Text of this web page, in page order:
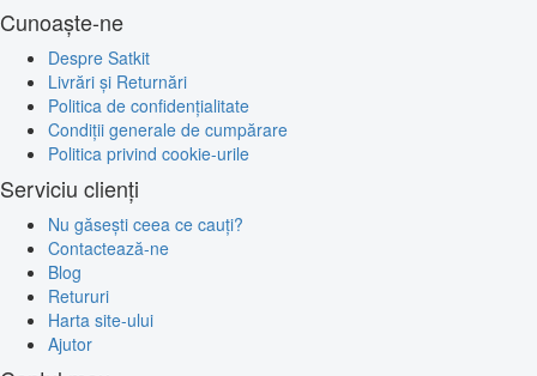
Cunoaște-ne
Despre Satkit
Livrări și Returnări
Politica de confidențialitate
Condiții generale de cumpărare
Politica privind cookie-urile
Serviciu clienți
Nu găsești ceea ce cauți?
Contactează-ne
Blog
Retururi
Harta site-ului
Ajutor